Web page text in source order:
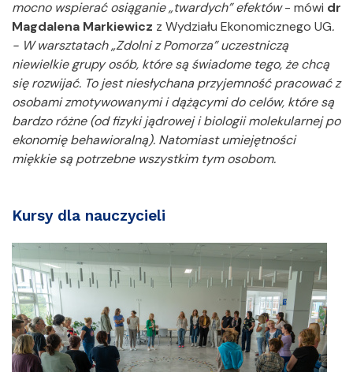
mocno wspierać osiąganie „twardych” efektów- mówi dr
Magdalena Markiewicz z Wydziału Ekonomicznego UG.
- W warsztatach „Zdolni z Pomorza” uczestniczą
niewielkie grupy osób, które są świadome tego, że chcą
się rozwijać. To jest niesłychana przyjemność pracować z
osobami zmotywowanymi i dążącymi do celów, które są
bardzo różne (od fizyki jądrowej i biologii molekularnej po
ekonomię behawioralną). Natomiast umiejętności
miękkie są potrzebne wszystkim tym osobom.
Kursy dla nauczycieli